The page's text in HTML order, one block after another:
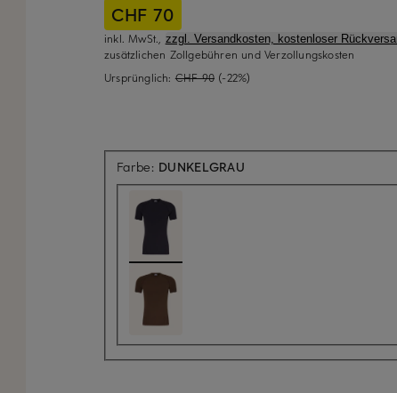
CHF 70
inkl. MwSt., zzgl. Versandkosten, kostenloser
zusätzlichen Zollgebühren und Verzollungskosten
Ursprünglich: CHF 90 (-22%)
Farbe: DUNKELGRAU